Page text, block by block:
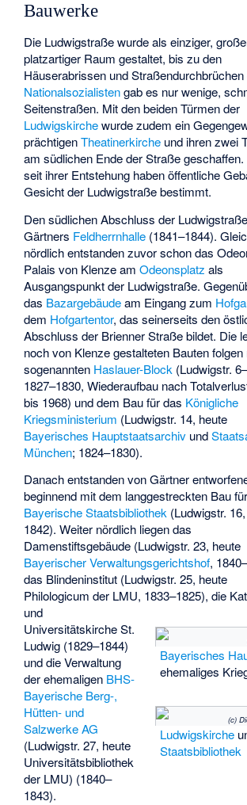
Bauwerke
Bayerisches
ehemaliges
(c)
Ludwigskirche
Staatsbibliothek
Die Ludwigstraße wurde als einziger,
platzartiger Raum gestaltet, bis zu den
Häuserabrissen und Straßendurchbrüchen
Nationalsozialistengab es nur wenige,
Seitenstraßen. Mit den beiden Türmen der
Ludwigskirchewurde zudem ein
prächtigenTheatinerkirche und ihren zwei
am südlichen Ende der Straße
seit ihrer Entstehung haben öffentliche
Gesicht der Ludwigstraße bestimmt.
Den südlichen Abschluss der
Gärtners Feldherrnhalle (1841–1844).
nördlich entstanden zuvor schon das
Palais von Klenze amOdeonsplatz als
Ausgangspunkt der Ludwigstraße.
das Bazargebäudeam Eingang zum
dem Hofgartentor, das seinerseits den
Abschluss der Brienner Straße bildet. Die
noch von Klenze gestalteten Bauten folgen
sogenannten Haslauer-Block (Ludwigstr.
1827–1830, Wiederaufbau nach
bis 1968) und dem Bau für das Königliche
Kriegsministerium (Ludwigstr. 14, heute
Bayerisches Hauptstaatsarchiv und
München; 1824–1830).
Danach entstanden von Gärtner
beginnend mit dem langgestreckten Bau
Bayerische Staatsbibliothek (Ludwigstr.
1842). Weiter nördlich liegen das
Damenstiftsgebäude (Ludwigstr. 23, heute
Bayerischer Verwaltungsgerichtshof,
das Blindeninstitut (Ludwigstr. 25, heute
Philologicum der LMU, 1833–1825), die
und
Universitätskirche St.
Ludwig (1829–1844)
und die Verwaltung
der ehemaligen BHS-
Bayerische Berg-,
Hütten- und
Salzwerke AG
(Ludwigstr. 27, heute
Universitätsbibliothek
der LMU) (1840–
1843).